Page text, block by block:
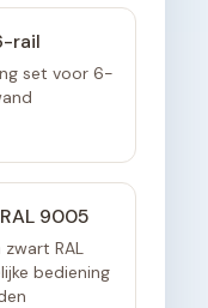
rail
set voor 6-
9005
RAL
bediening